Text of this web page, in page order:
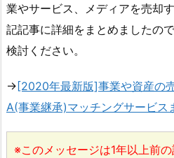
業やサービス、メディアを売却
記記事に詳細をまとめましたの
検討ください。
→[2020年最新版]事業や資産の
A(事業継承)マッチングサービス
※このメッセージは1年以上前